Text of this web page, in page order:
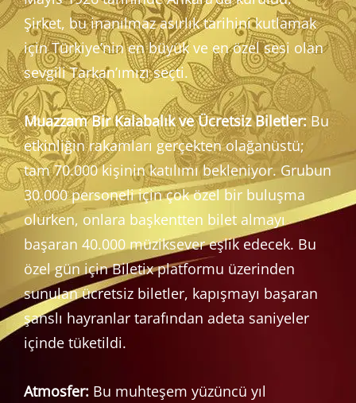
Şirket, bu inanılmaz asırlık tarihini kutlamak
için Türkiye’nin en büyük ve en özel sesi olan
sevgili Tarkan’ımızı seçti.
Muazzam Bir Kalabalık ve Ücretsiz Biletler:Bu
etkinliğin rakamları gerçekten olağanüstü;
tam 70.000 kişinin katılımı bekleniyor. Grubun
30.000 personeli için çok özel bir buluşma
olurken, onlara başkentten bilet almayı
başaran 40.000 müziksever eşlik edecek. Bu
özel gün için Biletix platformu üzerinden
sunulan ücretsiz biletler, kapışmayı başaran
şanslı hayranlar tarafından adeta saniyeler
içinde tüketildi.
Atmosfer: Bu muhteşem yüzüncü yıl